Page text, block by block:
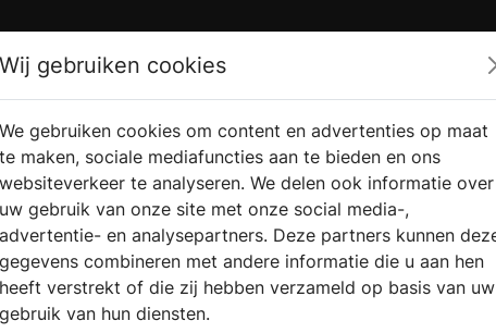
VERKOOPLOCATIE
VINDEN
WEBSHOP
Wij gebruiken cookies
We gebruiken cookies om content en advertenties op maat
te maken, sociale mediafuncties aan te bieden en ons
websiteverkeer te analyseren. We delen ook informatie over
uw gebruik van onze site met onze social media-,
advertentie- en analysepartners. Deze partners kunnen
gegevens combineren met andere informatie die u aan hen
heeft verstrekt of die zij hebben verzameld op basis van uw
gebruik van hun diensten.